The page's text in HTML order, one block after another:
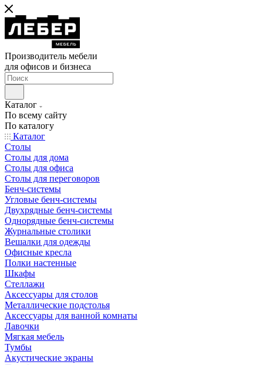
Производитель мебели
для офисов и бизнеса
Каталог
По всему сайту
По каталогу
Каталог
Столы
Столы для дома
Столы для офиса
Столы для переговоров
Бенч-системы
Угловые бенч-системы
Двухрядные бенч-системы
Однорядные бенч-системы
Журнальные столики
Вешалки для одежды
Офисные кресла
Полки настенные
Шкафы
Стеллажи
Аксессуары для столов
Металлические подстолья
Аксессуары для ванной комнаты
Лавочки
Мягкая мебель
Тумбы
Акустические экраны